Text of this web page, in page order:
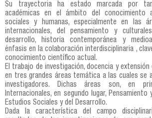
Su trayectoria ha estado marcada por
académicas en el ámbito del conocimiento
sociales y humanas, especialmente en las
internacionales, del pensamiento y
desarrollo, historia contemporánea y
énfasis en la colaboración interdisciplinaria ,
conocimiento científico actual.
El trabajo de investigación, docencia y
en tres grandes áreas temática a las cuales se
investigadores. Dichas áreas son, en
Internacionales, en segundo lugar, Pensamiento
Estudios Sociales y del Desarrollo.
Dada la característica del campo